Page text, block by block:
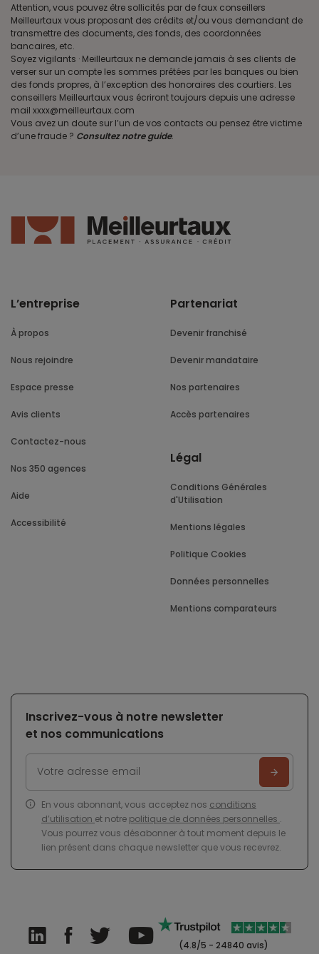
Attention, vous pouvez être sollicités par de faux conseillers
Meilleurtaux vous proposant des crédits et/ou vous demandant de
transmettre des documents, des fonds, des coordonnées
bancaires, etc.
Soyez vigilants · Meilleurtaux ne demande jamais à ses clients de
verser sur un compte les sommes prêtées par les banques ou bien
des fonds propres, à l’exception des honoraires des courtiers. Les
conseillers Meilleurtaux vous écriront toujours depuis une adresse
mail xxxx@meilleurtaux.com
Vous avez un doute sur l’un de vos contacts ou pensez être victime
d’une fraude ? Consultez notre guide.
L’entreprise
À propos
Nous rejoindre
Espace presse
Avis clients
Contactez-nous
Nos 350 agences
Aide
Accessibilité
Partenariat
Devenir franchisé
Devenir mandataire
Nos partenaires
Accès partenaires
Légal
Conditions Générales
d'Utilisation
Mentions légales
Politique Cookies
Données personnelles
Mentions comparateurs
Inscrivez-vous à notre newsletter
et nos communications
En vous abonnant, vous acceptez nos conditions
d’utilisation et notre politique de données personnelles .
Vous pourrez vous désabonner à tout moment depuis le
lien présent dans chaque newsletter que vous recevrez.
(4.8/5 - 24840 avis)